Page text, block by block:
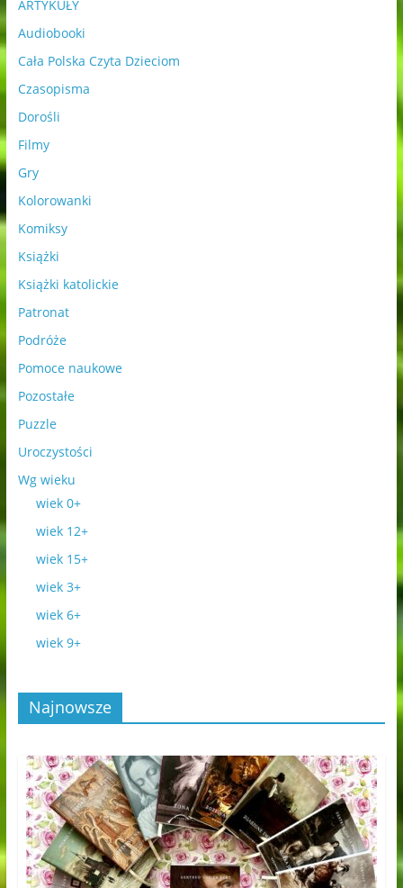
ARTYKUŁY
Audiobooki
Cała Polska Czyta Dzieciom
Czasopisma
Dorośli
Filmy
Gry
Kolorowanki
Komiksy
Książki
Książki katolickie
Patronat
Podróże
Pomoce naukowe
Pozostałe
Puzzle
Uroczystości
Wg wieku
wiek 0+
wiek 12+
wiek 15+
wiek 3+
wiek 6+
wiek 9+
Najnowsze